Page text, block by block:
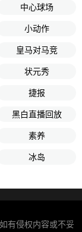
中心球场
小动作
皇马对马竞
状元秀
捷报
黑白直播回放
素养
冰岛
有侵权内容或不妥